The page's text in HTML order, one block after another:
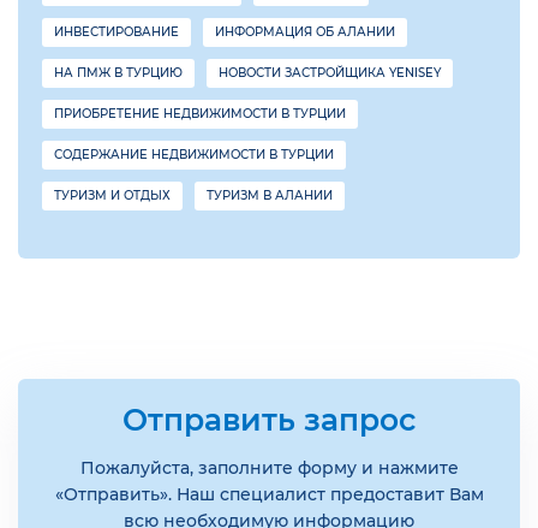
ИНВЕСТИРОВАНИЕ ИНФОРМАЦИЯ ОБ АЛАНИИ
НА ПМЖ В ТУРЦИЮ НОВОСТИ ЗАСТРОЙЩИКА YENISEY
ПРИОБРЕТЕНИЕ НЕДВИЖИМОСТИ В ТУРЦИИ
СОДЕРЖАНИЕ НЕДВИЖИМОСТИ В ТУРЦИИ
ТУРИЗМ И ОТДЫХ ТУРИЗМ В АЛАНИИ
Отправить запрос
Пожалуйста, заполните форму и нажмите
«Отправить». Наш специалист предоставит Вам
всю необходимую информацию